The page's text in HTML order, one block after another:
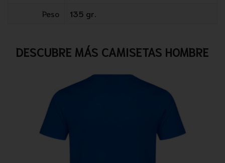
Peso
135 gr.
DESCUBRE MÁS CAMISETAS HOMBRE